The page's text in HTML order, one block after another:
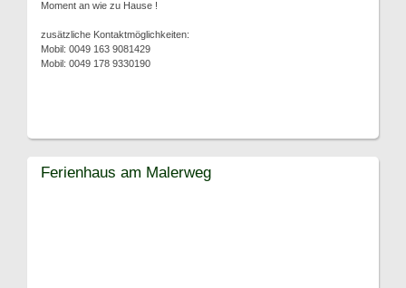
Moment an wie zu Hause !
zusätzliche Kontaktmöglichkeiten:
Mobil: 0049 163 9081429
Mobil: 0049 178 9330190
Ferienhaus am Malerweg